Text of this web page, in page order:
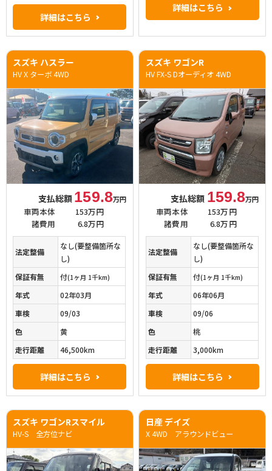
詳細はこちら
詳細はこちら
スズキ ハスラー
HV X ターボ 4WD
支払総額 159.8万円
車両本体
153万円
諸費用
6.8万円
法定整備
なし(要整備箇所な
し)
保証有無
付(1ヶ月 1千km)
年式
02年03月
車検
09/03
色
黄
走行距離
46,500km
詳細はこちら
スズキ ワゴンR
HV FX-S Dオーディオ 4WD
支払総額 159.8万円
車両本体
153万円
諸費用
6.8万円
法定整備
なし(要整備箇所な
し)
保証有無
付(1ヶ月 1千km)
年式
06年06月
車検
09/06
色
桃
走行距離
3,000km
詳細はこちら
スズキ ワゴンRスマイル
HV-S 全方位ナビ
日産 デイズ
X 4WD アラウンドビュー